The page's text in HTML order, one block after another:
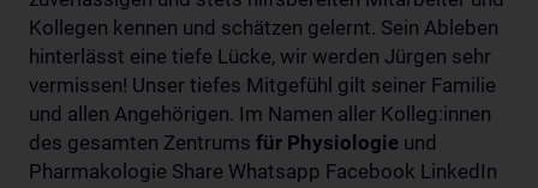
Kollegen kennen und schätzen gelernt. Sein Ableben
hinterlässt eine tiefe Lücke, wir werden Jürgen sehr
vermissen! Unser tiefes Mitgefühl gilt seiner Familie
und allen Angehörigen. Im Namen aller Kolleg:innen
des gesamten Zentrums für Physiologie und
Pharmakologie Share Whatsapp Facebook LinkedIn